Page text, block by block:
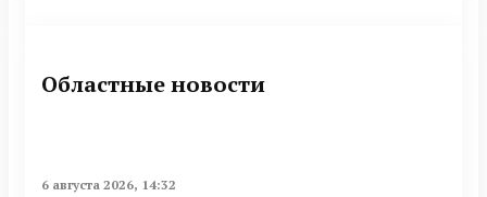
Областные новости
6 августа 2026, 14:32